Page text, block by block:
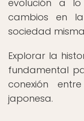
evolución a
cambios en
sociedad
Explorar la
fundamental
conexión
japonesa.